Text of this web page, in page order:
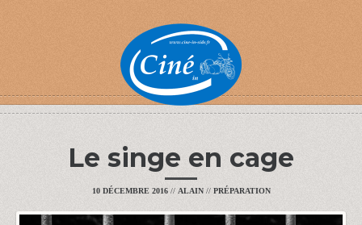
Le singe en cage
10 DÉCEMBRE 2016 // ALAIN// PRÉPARATION